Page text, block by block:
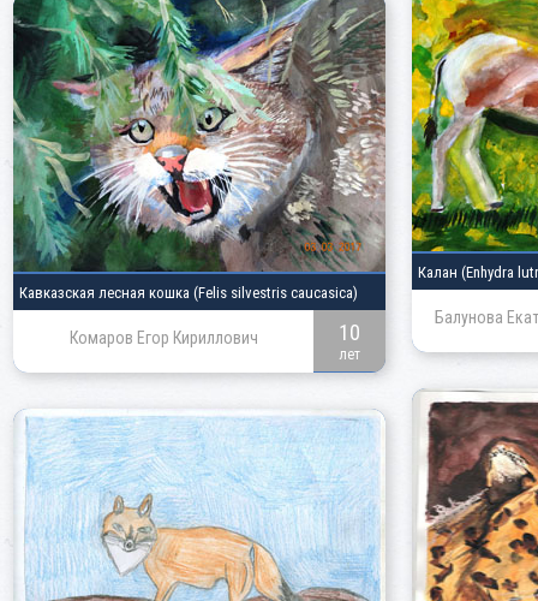
Калан (Enhydra
Балунова
Кавказская лесная кошка (Felis silvestris caucasica)
Комаров Егор Кириллович 10
лет